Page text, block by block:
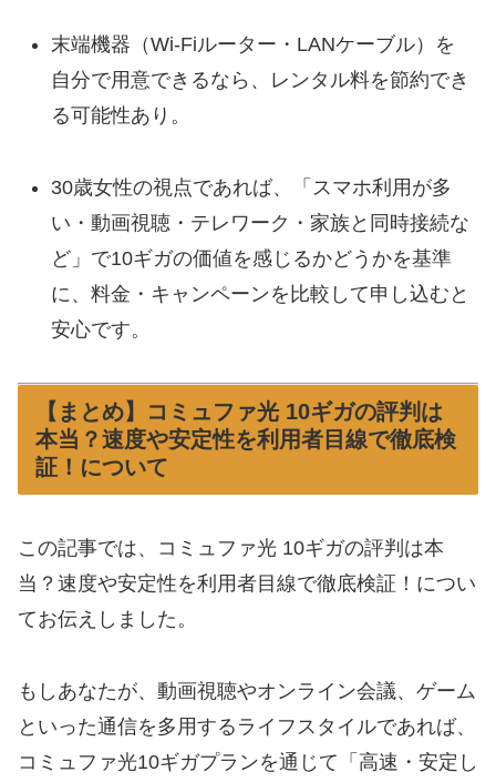
末端機器（Wi-Fiルーター・LANケーブル）を
自分で用意できるなら、レンタル料を節約でき
る可能性あり。
30歳女性の視点であれば、「スマホ利用が多
い・動画視聴・テレワーク・家族と同時接続な
ど」で10ギガの価値を感じるかどうかを基準
に、料金・キャンペーンを比較して申し込むと
安心です。
【まとめ】コミュファ光 10ギガの評判は
本当？速度や安定性を利用者目線で徹底検
証！について
この記事では、コミュファ光 10ギガの評判は本
当？速度や安定性を利用者目線で徹底検証！につい
てお伝えしました。
もしあなたが、動画視聴やオンライン会議、ゲーム
といった通信を多用するライフスタイルであれば、
コミュファ光10ギガプランを通じて「高速・安定し